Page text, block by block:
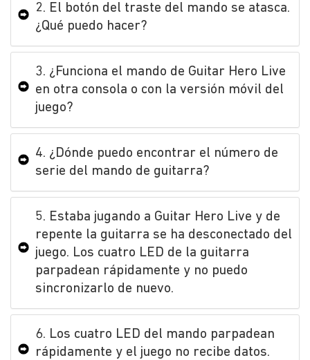
2. El botón del traste del mando se atasca.
¿Qué puedo hacer?
3. ¿Funciona el mando de Guitar Hero Live
en otra consola o con la versión móvil del
juego?
4. ¿Dónde puedo encontrar el número de
serie del mando de guitarra?
5. Estaba jugando a Guitar Hero Live y de
repente la guitarra se ha desconectado del
juego. Los cuatro LED de la guitarra
parpadean rápidamente y no puedo
sincronizarlo de nuevo.
6. Los cuatro LED del mando parpadean
rápidamente y el juego no recibe datos.